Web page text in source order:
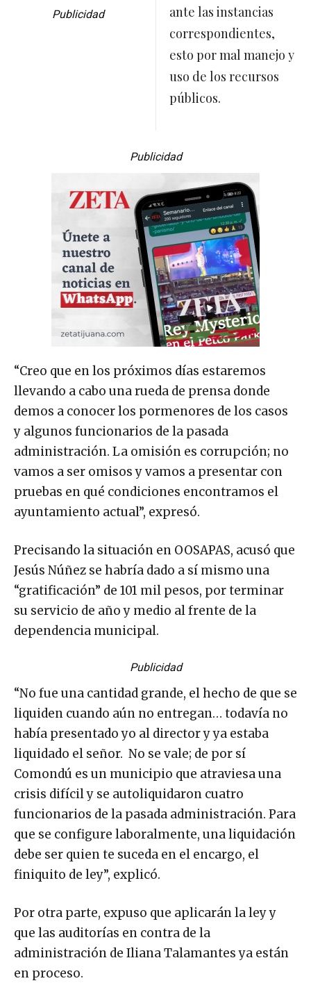
Publicidad
ante las instancias
correspondientes,
esto por mal manejo y
uso de los recursos
públicos.
Publicidad
“Creo que en los próximos días estaremos
llevando a cabo una rueda de prensa donde
demos a conocer los pormenores de los casos
y algunos funcionarios de la pasada
administración. La omisión es corrupción; no
vamos a ser omisos y vamos a presentar con
pruebas en qué condiciones encontramos el
ayuntamiento actual”, expresó.
Precisando la situación en OOSAPAS, acusó que
Jesús Núñez se habría dado a sí mismo una
“gratificación” de 101 mil pesos, por terminar
su servicio de año y medio al frente de la
dependencia municipal.
Publicidad
“No fue una cantidad grande, el hecho de que se
liquiden cuando aún no entregan… todavía no
había presentado yo al director y ya estaba
liquidado el señor. No se vale; de por sí
Comondú es un municipio que atraviesa una
crisis difícil y se autoliquidaron cuatro
funcionarios de la pasada administración. Para
que se configure laboralmente, una liquidación
debe ser quien te suceda en el encargo, el
finiquito de ley”, explicó.
Por otra parte, expuso que aplicarán la ley y
que las auditorías en contra de la
administración de Iliana Talamantes ya están
en proceso.